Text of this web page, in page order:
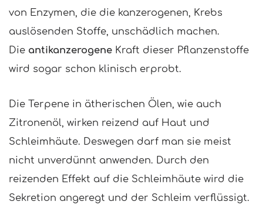
von Enzymen, die die kanzerogenen, Krebs
auslösenden Stoffe, unschädlich machen.
Die antikanzerogene Kraft dieser Pflanzenstoffe
wird sogar schon klinisch erprobt.
Die Terpene in ätherischen Ölen, wie auch
Zitronenöl, wirken reizend auf Haut und
Schleimhäute. Deswegen darf man sie meist
nicht unverdünnt anwenden. Durch den
reizenden Effekt auf die Schleimhäute wird die
Sekretion angeregt und der Schleim verflüssigt.